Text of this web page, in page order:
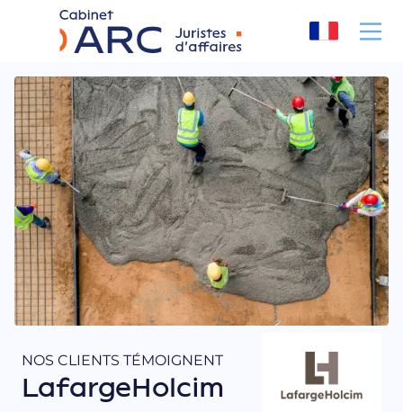
NOS CLIENTS TÉMOIGNENT
LafargeHolcim
Panneau de gestion des cookies